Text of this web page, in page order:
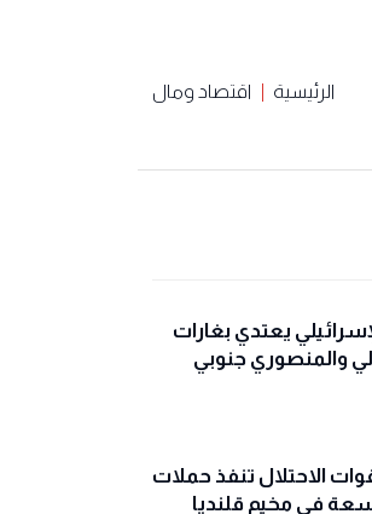
الرئيسية اقتصاد ومال
يعتدي بغارات
والمنصوري جنوبي
الاحتلال تنفذ حملات
في مخيم قلنديا